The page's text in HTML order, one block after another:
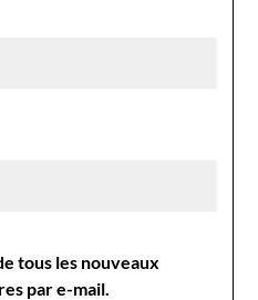
tous les nouveaux
par e-mail.